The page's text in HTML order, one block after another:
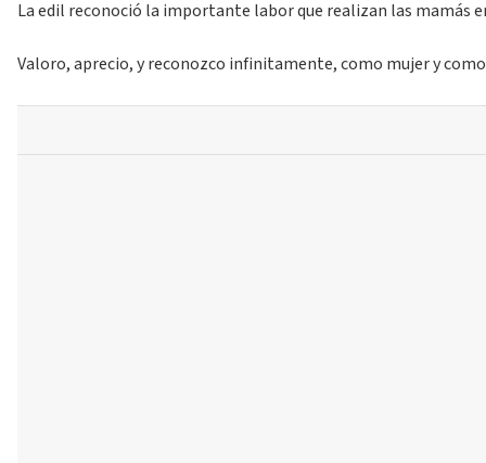
La edil reconoció la importante labor que realizan las mamás
Valoro, aprecio, y reconozco infinitamente, como mujer y